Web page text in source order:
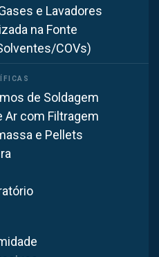
e Lavadores
na Fonte
COVs)
de Soldagem
Ar com Filtragem
e Pellets
industrial.